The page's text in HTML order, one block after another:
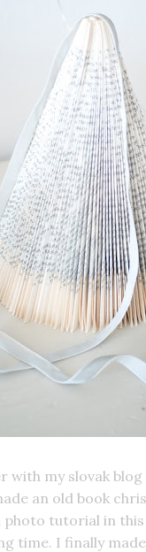
with my slovak
an old book
photo tutorial in
time. I finally